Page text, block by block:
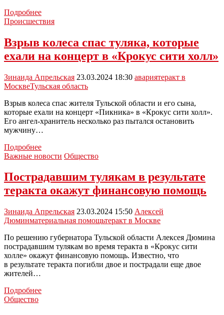
ПодробнееУтренний
дайджест
Новомосковск»:
SHAMAN
оплатить
похороны
погибших
при
теракте
в
колеса
спас
жизнь
и
смерть
на
пожаре
Происшествия
Взрыв колеса спас туляка, которые
ехали на концерт в «Крокус сити холл»
Зинаида Апрельская 23.03.2024 18:30 авариятеракт в
МосквеТульская область
Взрыв колеса спас жителя Тульской области и его сына,
которые ехали на концерт «Пикника» в «Крокус сити холл».
Его ангел-хранитель несколько раз пытался остановить
мужчину…
ПодробнееВзрыв
колеса
туляка,
которые
ехали
концерт
в
«Крокус
сити
холл»
Важные новости Общество
Пострадавшим тулякам в результате
теракта окажут финансовую помощь
Зинаида Апрельская 23.03.2024 15:50 Алексей
Дюминматериальная помощьтеракт в Москве
По решению губернатора Тульской области Алексея Дюмина
пострадавшим тулякам во время теракта в «Крокус сити
холле» окажут финансовую помощь. Известно, что
в результате теракта погибли двое и пострадали еще двое
жителей…
ПодробнееПострадавшим
Общество